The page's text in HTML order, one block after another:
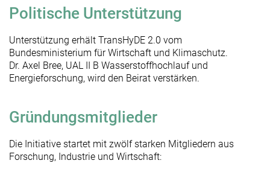
Politische Unterstützung
Unterstützung erhält TransHyDE 2.0 vom
Bundesministerium für Wirtschaft und Klimaschutz.
Dr. Axel Bree, UAL II B Wasserstoffhochlauf und
Energieforschung, wird den Beirat verstärken.
Gründungsmitglieder
Die Initiative startet mit zwölf starken Mitgliedern aus
Forschung, Industrie und Wirtschaft: